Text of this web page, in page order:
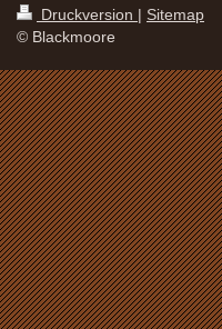
Druckversion | Sitemap
© Blackmoore